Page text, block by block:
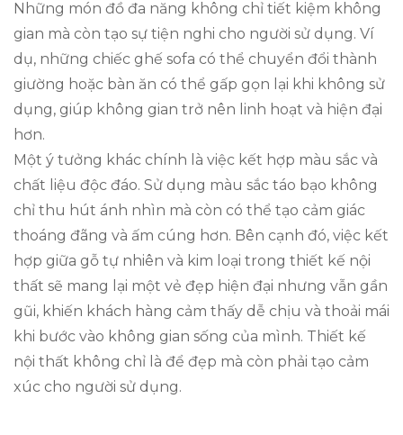
Những món đồ đa năng không chỉ tiết kiệm không
gian mà còn tạo sự tiện nghi cho người sử dụng. Ví
dụ, những chiếc ghế sofa có thể chuyển đổi thành
giường hoặc bàn ăn có thể gấp gọn lại khi không sử
dụng, giúp không gian trở nên linh hoạt và hiện đại
hơn.
Một ý tưởng khác chính là việc kết hợp màu sắc và
chất liệu độc đáo. Sử dụng màu sắc táo bạo không
chỉ thu hút ánh nhìn mà còn có thể tạo cảm giác
thoáng đãng và ấm cúng hơn. Bên cạnh đó, việc kết
hợp giữa gỗ tự nhiên và kim loại trong thiết kế nội
thất sẽ mang lại một vẻ đẹp hiện đại nhưng vẫn gần
gũi, khiến khách hàng cảm thấy dễ chịu và thoải mái
khi bước vào không gian sống của mình. Thiết kế
nội thất không chỉ là để đẹp mà còn phải tạo cảm
xúc cho người sử dụng.